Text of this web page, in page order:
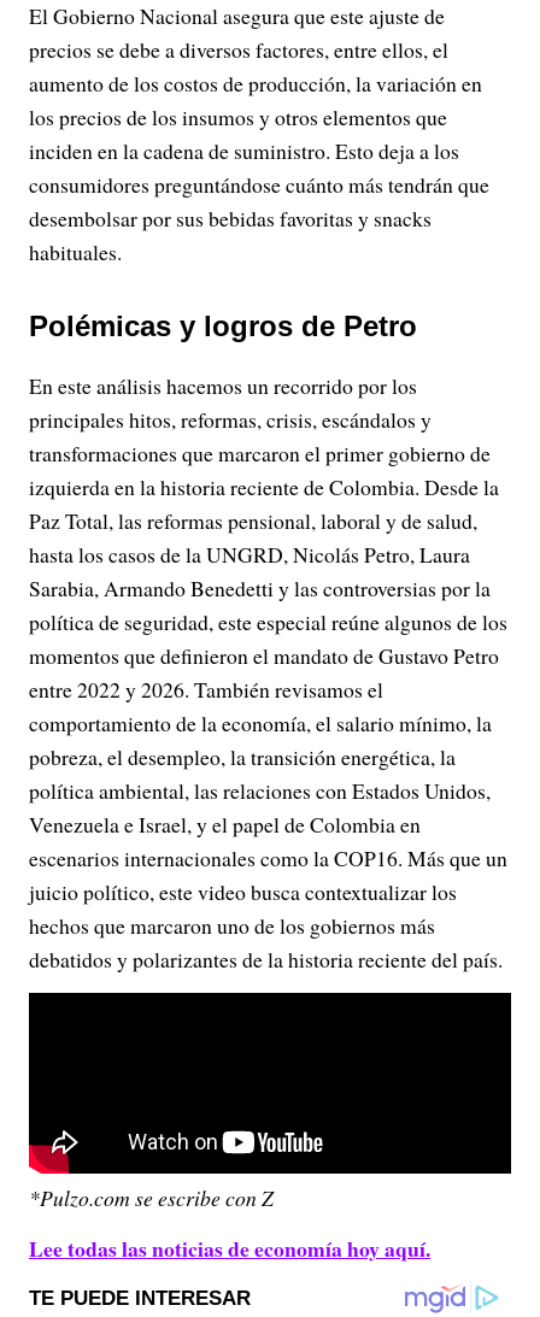
El Gobierno Nacional asegura que este ajuste de
precios se debe a diversos factores, entre ellos, el
aumento de los costos de producción, la variación en
los precios de los insumos y otros elementos que
inciden en la cadena de suministro. Esto deja a los
consumidores preguntándose cuánto más tendrán que
desembolsar por sus bebidas favoritas y snacks
habituales.
Polémicas y logros de Petro
En este análisis hacemos un recorrido por los
principales hitos, reformas, crisis, escándalos y
transformaciones que marcaron el primer gobierno de
izquierda en la historia reciente de Colombia. Desde la
Paz Total, las reformas pensional, laboral y de salud,
hasta los casos de la UNGRD, Nicolás Petro, Laura
Sarabia, Armando Benedetti y las controversias por la
política de seguridad, este especial reúne algunos de los
momentos que definieron el mandato de Gustavo Petro
entre 2022 y 2026. También revisamos el
comportamiento de la economía, el salario mínimo, la
pobreza, el desempleo, la transición energética, la
política ambiental, las relaciones con Estados Unidos,
Venezuela e Israel, y el papel de Colombia en
escenarios internacionales como la COP16. Más que un
juicio político, este video busca contextualizar los
hechos que marcaron uno de los gobiernos más
debatidos y polarizantes de la historia reciente del país.
*Pulzo.com se escribe con Z
Lee todas las noticias de economía hoy aquí.